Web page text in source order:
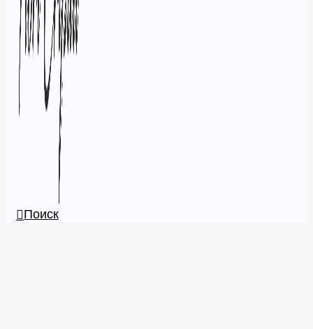
Поиск